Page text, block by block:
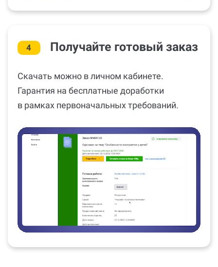
4 Получайте готовый заказ
Скачать можно в личном кабинете.
Гарантия на бесплатные доработки
в рамках первоначальных требований.